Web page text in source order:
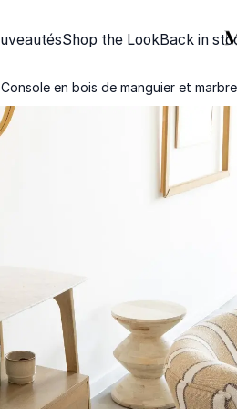
Shop the LookBack in
Console en bois de manguier et